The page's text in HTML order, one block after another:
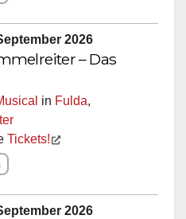
2026
– Das
in Fulda,
Tickets!
2026